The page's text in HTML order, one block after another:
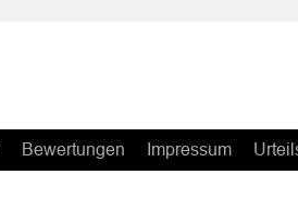
Bewertungen Impressum